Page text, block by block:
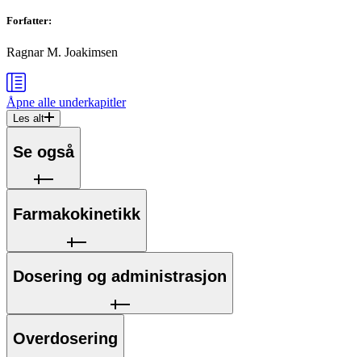
Forfatter:
Ragnar M. Joakimsen
Åpne alle underkapitler
Les alt
Se også
Farmakokinetikk
Dosering og administrasjon
Overdosering